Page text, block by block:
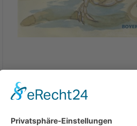
Beschreibung